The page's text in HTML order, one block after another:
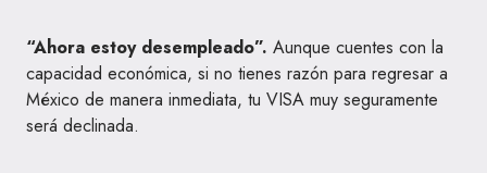
“Ahora estoy desempleado”. Aunque cuentes con la
capacidad económica, si no tienes razón para regresar a
México de manera inmediata, tu VISA muy seguramente
será declinada.